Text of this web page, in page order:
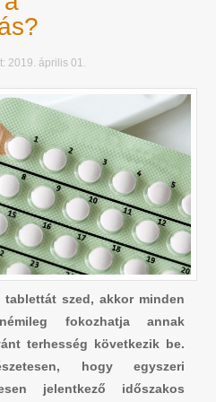
2019. április 01.
szed, akkor minden
fokozhatja annak
terhesség következik be.
hogy egyszeri
jelentkező időszakos